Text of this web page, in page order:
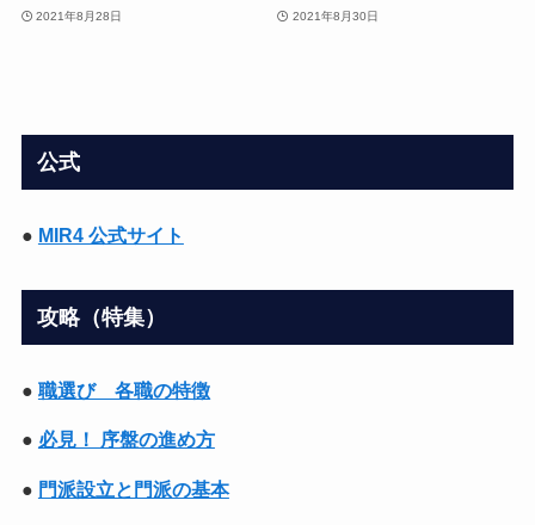
2021年8月28日 2021年8月30日
公式
● MIR4 公式サイト
攻略（特集）
● 職選び 各職の特徴
● 必見！ 序盤の進め方
● 門派設立と門派の基本